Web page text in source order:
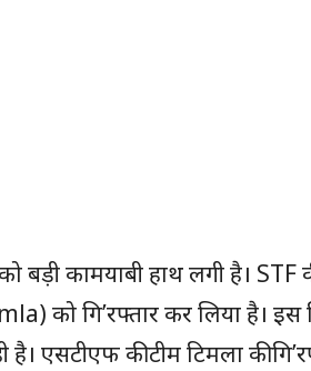
बड़ी कामयाबी हाथ लगी है।
को गि’रफ्तार कर लिया है। इस
एसटीएफ की टीम टिमला की